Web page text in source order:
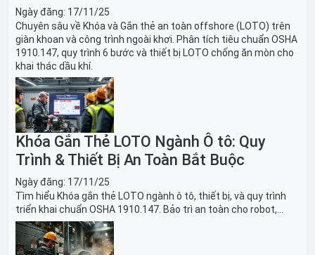
Ngày đăng: 17/11/25
Chuyên sâu về Khóa và Gắn thẻ an toàn offshore (LOTO) trên
giàn khoan và công trình ngoài khơi. Phân tích tiêu chuẩn OSHA
1910.147, quy trình 6 bước và thiết bị LOTO chống ăn mòn cho
khai thác dầu khí.
Khóa Gắn Thẻ LOTO Ngành Ô tô: Quy
Trình & Thiết Bị An Toàn Bắt Buộc
Ngày đăng: 17/11/25
Tìm hiểu Khóa gắn thẻ LOTO ngành ô tô, thiết bị, và quy trình
triển khai chuẩn OSHA 1910.147. Bảo trì an toàn cho robot,
băng tải sản xuất ô tô và dây chuyền lắp ráp xe hơi.